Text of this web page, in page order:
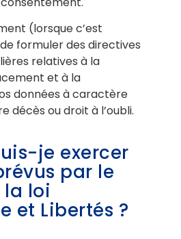
(lorsque c’est
formuler des directives
relatives à la
et à la
données à caractère
décès ou droit à l’oubli.
je exercer
par le
la loi
et Libertés ?